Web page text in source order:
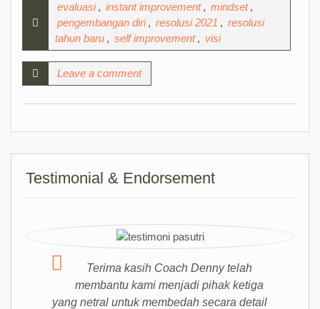
evaluasi , instant improvement , mindset ,
pengembangan diri , resolusi 2021 , resolusi
tahun baru , self improvement , visi
Leave a comment
Testimonial & Endorsement
Terima kasih Coach Denny telah
membantu kami menjadi pihak ketiga
yang netral untuk membedah secara detail